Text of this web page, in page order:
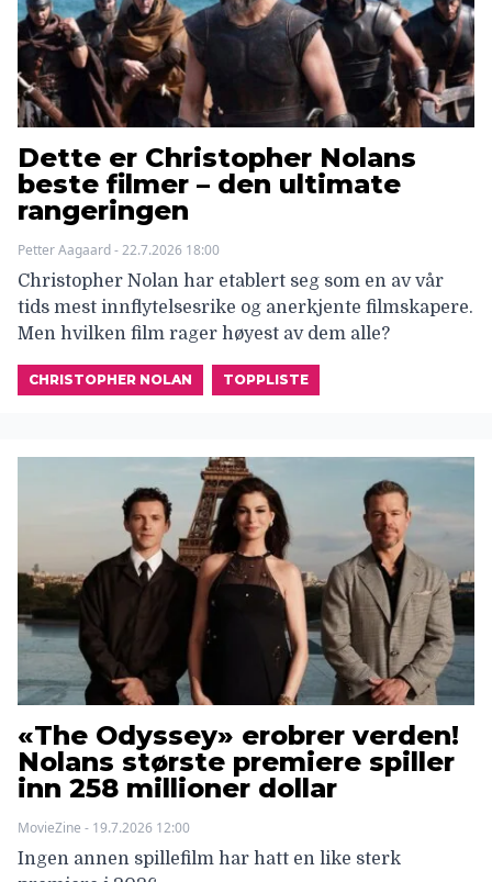
Dette er Christopher Nolans
beste filmer – den ultimate
rangeringen
Petter Aagaard - 22.7.2026 18:00
Christopher Nolan har etablert seg som en av vår
tids mest innflytelsesrike og anerkjente filmskapere.
Men hvilken film rager høyest av dem alle?
CHRISTOPHER NOLAN TOPPLISTE
«The Odyssey» erobrer verden!
Nolans største premiere spiller
inn 258 millioner dollar
MovieZine - 19.7.2026 12:00
Ingen annen spillefilm har hatt en like sterk